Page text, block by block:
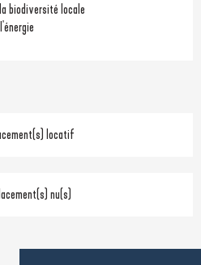
biodiversité locale
locatif
nu(s)